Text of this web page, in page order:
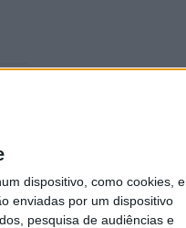
dispositivo, como cookies, e
enviadas por um dispositivo
pesquisa de audiências e